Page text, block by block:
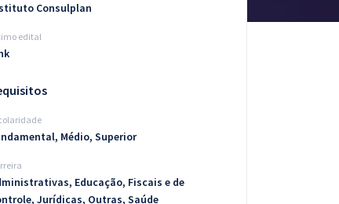
Consulplan
edital
Médio, Superior
Educação, Fiscais e de
Jurídicas, Outras, Saúde